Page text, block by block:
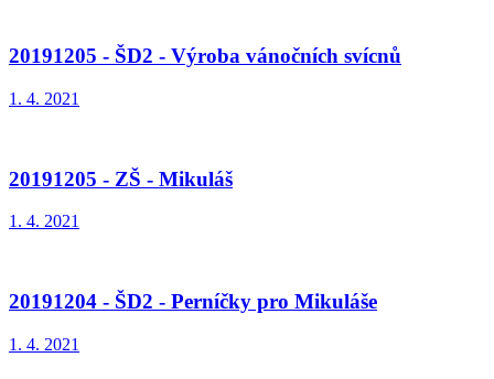
20191205 - ŠD2 - Výroba vánočních svícnů
1. 4. 2021
20191205 - ZŠ - Mikuláš
1. 4. 2021
20191204 - ŠD2 - Perníčky pro Mikuláše
1. 4. 2021